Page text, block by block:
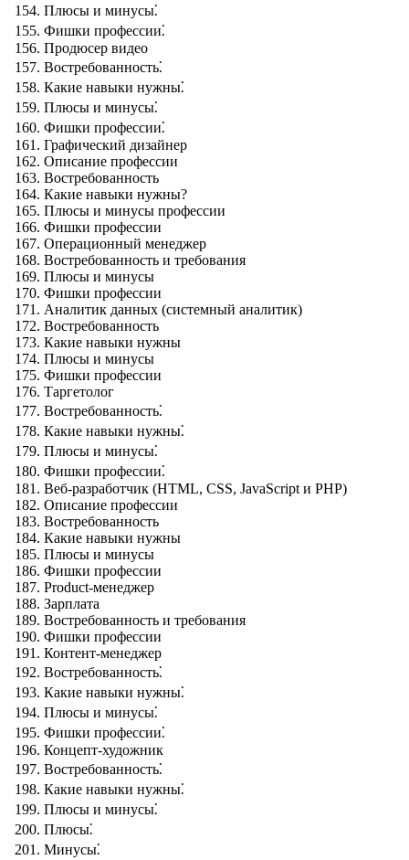
Плюсы и минусы⁚
Фишки профессии⁚
Продюсер видео
Востребованность⁚
Какие навыки нужны⁚
Плюсы и минусы⁚
Фишки профессии⁚
Графический дизайнер
Описание профессии
Востребованность
Какие навыки нужны?
Плюсы и минусы профессии
Фишки профессии
Операционный менеджер
Востребованность и требования
Плюсы и минусы
Фишки профессии
Аналитик данных (системный аналитик)
Востребованность
Какие навыки нужны
Плюсы и минусы
Фишки профессии
Таргетолог
Востребованность⁚
Какие навыки нужны⁚
Плюсы и минусы⁚
Фишки профессии⁚
Веб-разработчик (HTML, CSS, JavaScript и PHP)
Описание профессии
Востребованность
Какие навыки нужны
Плюсы и минусы
Фишки профессии
Product-менеджер
Зарплата
Востребованность и требования
Фишки профессии
Контент-менеджер
Востребованность⁚
Какие навыки нужны⁚
Плюсы и минусы⁚
Фишки профессии⁚
Концепт-художник
Востребованность⁚
Какие навыки нужны⁚
Плюсы и минусы⁚
Плюсы⁚
Минусы⁚